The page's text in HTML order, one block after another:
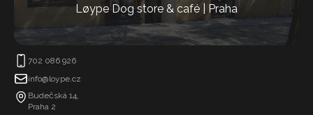
Løype Dog store & café | Praha
702 086 926
info@loype.cz
Budečská 14,
Praha 2